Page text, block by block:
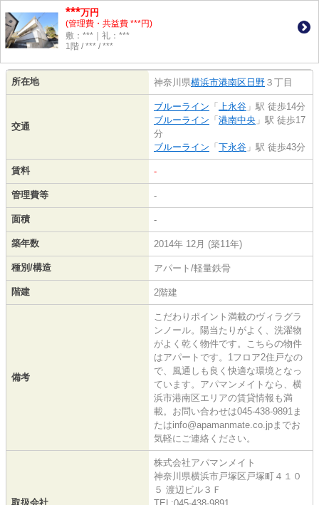
***万円
(管理費・共益費 ***円)
敷：***｜礼：***
1階 / *** / ***
所在地 神奈川県横浜市港南区 日野 ３丁目
交通
ブルーライン 「 上永谷 」駅 徒歩14分
ブルーライン 「 港南中央 」駅 徒歩17
分
ブルーライン 「 下永谷 」駅 徒歩43分
賃料 -
管理費等 -
面積 -
築年数 2014年 12月 (築11年)
種別/構造 アパート/軽量鉄骨
階建 2階建
備考
こだわりポイント満載のヴィラグラ
ンノール。陽当たりがよく、洗濯物
がよく乾く物件です。こちらの物件
はアパートです。1フロア2住戸なの
で、風通しも良く快適な環境となっ
ています。アパマンメイトなら、横
浜市港南区エリアの賃貸情報も満
載。お問い合わせは045-438-9891ま
たはinfo@apamanmate.co.jpまでお
気軽にご連絡ください。
取扱会社
株式会社アパマンメイト
神奈川県横浜市戸塚区戸塚町４１０
５ 渡辺ビル３Ｆ